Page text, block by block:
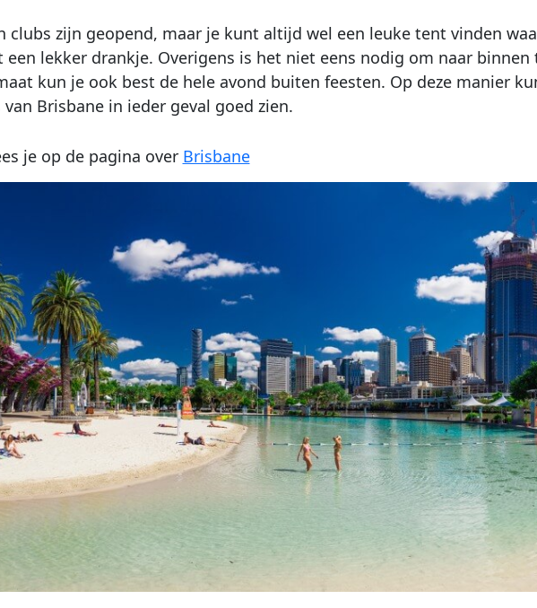
clubs zijn geopend, maar je kunt altijd wel een leuke tent vinden
lekker drankje. Overigens is het niet eens nodig om naar
kun je ook best de hele avond buiten feesten. Op deze manier
Brisbane in ieder geval goed zien.
je op de pagina over Brisbane